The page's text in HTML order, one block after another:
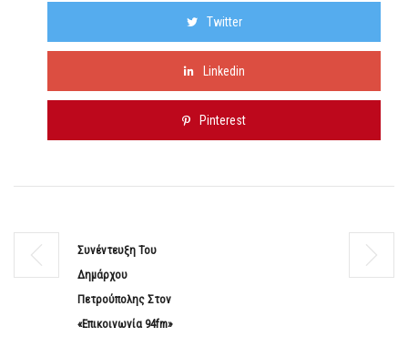
Twitter
Linkedin
Pinterest
Συνέντευξη Του
Δημάρχου
Πετρούπολης Στον
«Επικοινωνία 94fm»